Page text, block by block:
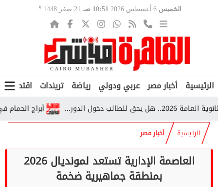
الخميس 10:51 صـ 21 صفر 1448 هـ
الرئيسية أخبار مصر عربي ودولي رياضة تريندات اقتصاد
أبراج الحمام في
الرئيسية أخبار مصر
العاصمة الإدارية تستعد لمونديال 2026
بمنطقة جماهيرية ضخمة